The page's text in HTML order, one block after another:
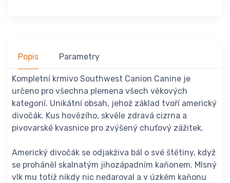
Popis Parametry
Kompletní krmivo Southwest Canion Canine je
určeno pro všechna plemena všech věkových
kategorií. Unikátní obsah, jehož základ tvoří americký
divočák. Kus hovězího, skvěle zdravá cizrna a
pivovarské kvasnice pro zvýšený chuťový zážitek.
Americký divočák se odjakživa bál o své štětiny, když
se proháněl skalnatým jihozápadním kaňonem. Mlsný
vlk mu totiž nikdy nic nedaroval a v úzkém kaňonu